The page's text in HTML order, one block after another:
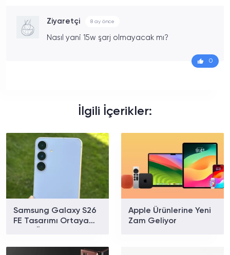
Ziyaretçi 8 ay önce
Nasıl yani 15w şarj olmayacak mı?
0
İlgili İçerikler:
Samsung Galaxy S26
FE Tasarımı Ortaya
Apple Ürünlerine Yeni
Zam Geliyor